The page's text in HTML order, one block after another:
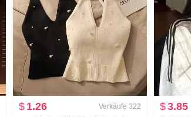
$ 1.26 Verkäufe 322
$3.85